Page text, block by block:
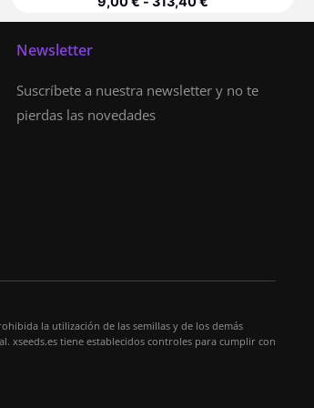
Newsletter
Suscríbete a nuestra newsletter y no te
pierdas las novedades
la utilización de las semillas y de los demás
xseeds.es tiene establecidos controles para cumplir con